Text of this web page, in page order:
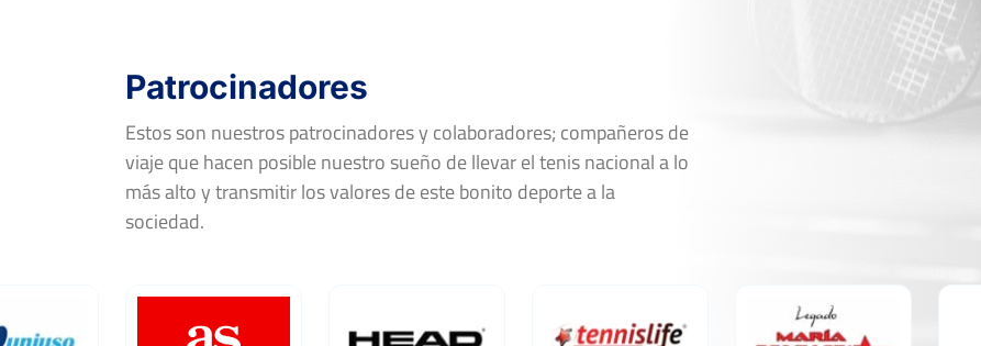
Patrocinadores
Estos son nuestros patrocinadores y colaboradores; compañeros de
viaje que hacen posible nuestro sueño de llevar el tenis nacional a lo
más alto y transmitir los valores de este bonito deporte a la
sociedad.